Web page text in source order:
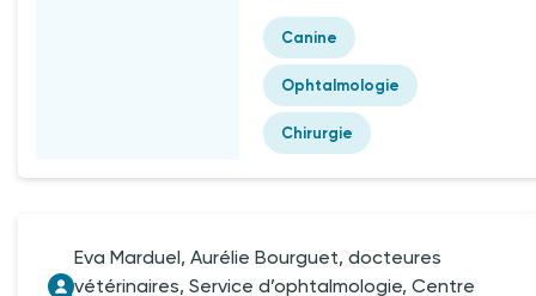
Canine
Ophtalmologie
Chirurgie
Eva Marduel, Aurélie Bourguet, docteures
vétérinaires, Service d’ophtalmologie, Centre